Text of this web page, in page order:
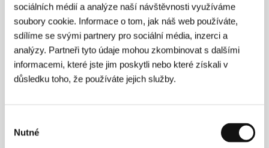
sociálních médií a analýze naší návštěvnosti využíváme
soubory cookie. Informace o tom, jak náš web používáte,
sdílíme se svými partnery pro sociální média, inzerci a
analýzy. Partneři tyto údaje mohou zkombinovat s dalšími
informacemi, které jste jim poskytli nebo které získali v
důsledku toho, že používáte jejich služby.
souhlasu
Nutné
Philippe Kastner(Česká republika). Filmografie: